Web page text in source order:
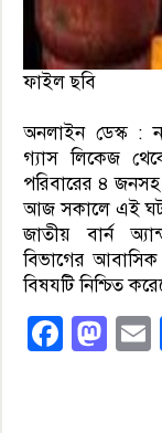
ফাইল ছবি
অনলাইন ডেস্ক :
গ্যাস লিকেজ
পরিবারের ৪
আজ সকালে এই
জাতীয় বার্ন
বিভাগের
বিষযটি নিশ্চিত